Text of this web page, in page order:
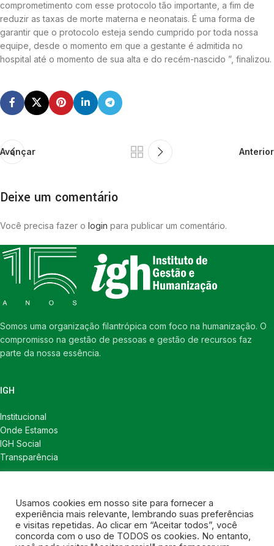
comprometimento com esse protocolo tão importante, a fim de
reduzir as taxas de morte materna e neonatais. É uma forma de
garantir que o protocolo esteja sendo cumprido por toda nossa
equipe, desde o momento em que a gestante é admitida no
hospital até o momento de sua alta e do recém-nascido ”, finalizou.
Avançar Anterior
Deixe um comentário
Você precisa fazer o login para publicar um comentário.
Somos uma organização filantrópica com foco na humanização. O
compromisso na gestão de pessoas e gestão de recursos faz
parte da nossa essência.
IGH
Institucional
Onde Estamos
IGH Social
Transparência
Notícias
Política de Privacidade
Usamos cookies em nosso site para fornecer a
experiência mais relevante, lembrando suas preferências
e visitas repetidas. Ao clicar em “Aceitar todos”, você
concorda com o uso de TODOS os cookies. No entanto,